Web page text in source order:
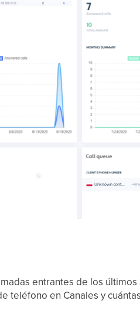
entrantes de los
teléfono en Canales y